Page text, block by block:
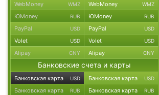
WebMoney WMZ WebMoney WMZ
ЮMoney RUB ЮMoney RUB
PayPal USD PayPal USD
Volet USD Volet USD
Alipay CNY Alipay CNY
Банковские счета и карты
Банковская карта USD Банковская карта USD
Банковская карта RUB Банковская карта RUB